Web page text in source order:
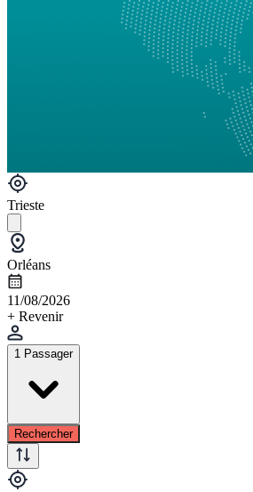
Trieste
Orléans
11/08/2026
+ Revenir
1 Passager
Rechercher